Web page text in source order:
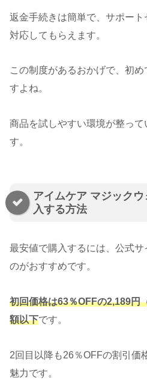
返金手続きは簡単で、サポー
対応してもらえます。
この制度があるおかげで、初
すよね。
商品を試しやすい環境が整っ
す。
アイムケア マジック
入する方法
最安値で購入するには、公式
のがおすすめです。
初回価格は63％OFFの2,189円
額以下です。
2回目以降も26％OFFの割引価
魅力です。